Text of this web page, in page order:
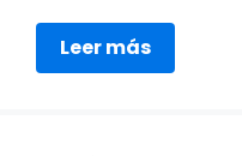
Leer más